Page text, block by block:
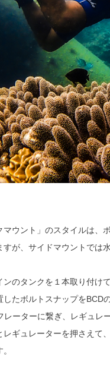
ウント」のスタイルは、
が、サイドマウントでは
のタンクを１本取り付
たボルトスナップを
ーターに繋ぎ、レギュ
ギュレーターを押さえ